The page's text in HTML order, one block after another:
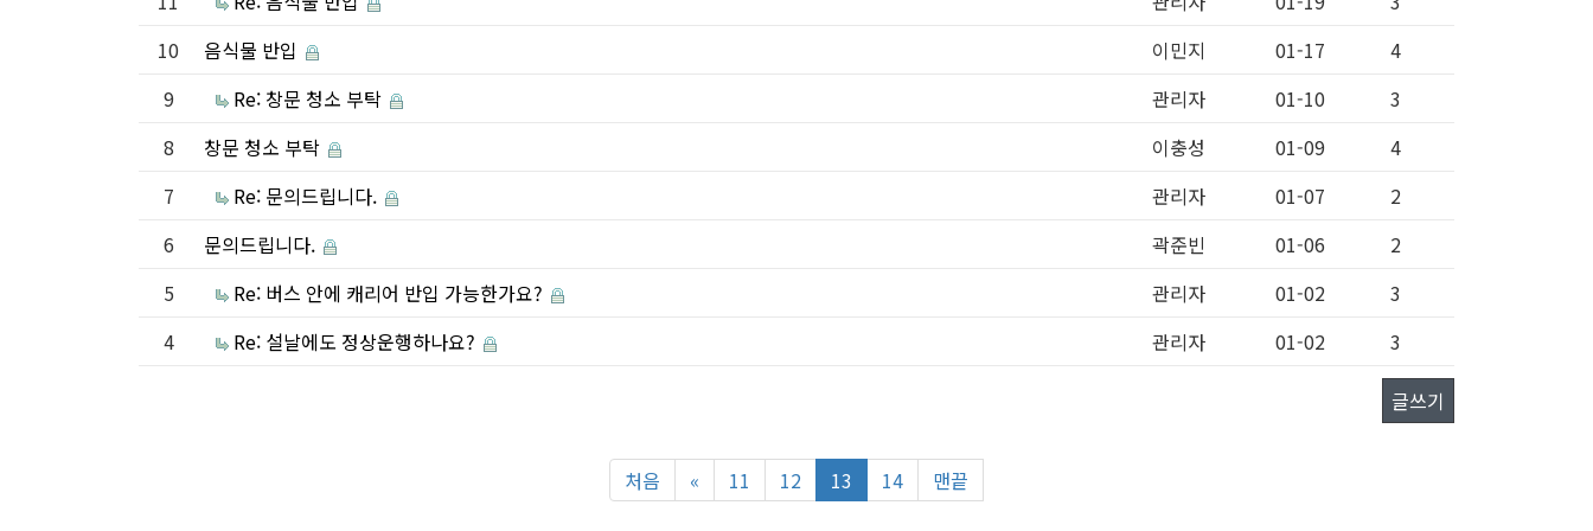
10
음식물 반입 이민지 01-17
4
9
Re: 창문 청소 부탁 관리자 01-10
3
8
창문 청소 부탁 이충성 01-09
4
7
Re: 문의드립니다. 관리자 01-07
2
6
문의드립니다. 곽준빈 01-06
2
5
Re: 버스 안에 캐리어 반입 가능한가요? 관리자 01-02
3
4
Re: 설날에도 정상운행하나요? 관리자 01-02 3
글쓰기
처음 « 11 12 13 14 맨끝